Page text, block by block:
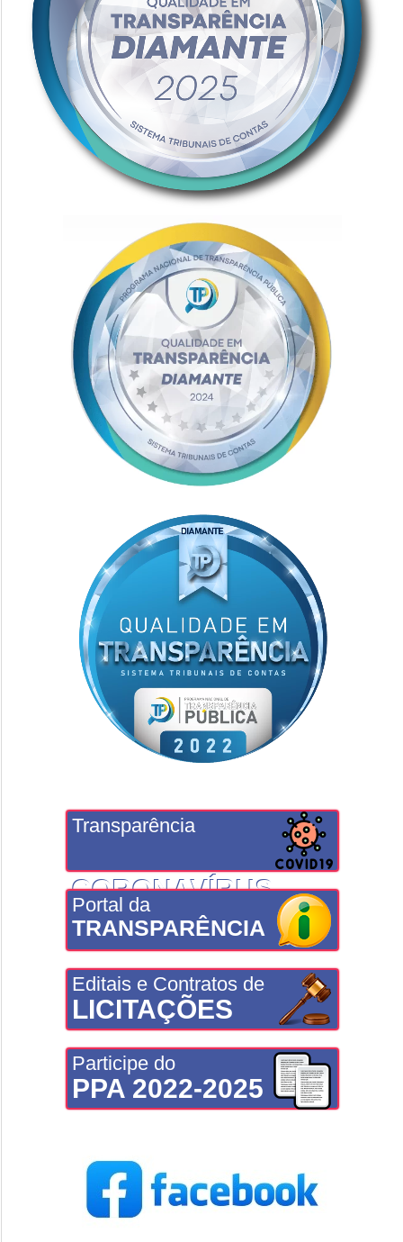
Transparência
CORONAVÍRUS
Portal da
TRANSPARÊNCIA
Editais e Contratos de
LICITAÇÕES
Participe do
PPA 2022-2025